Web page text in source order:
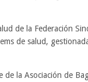
de la Federación
de salud,
de la Asociación de